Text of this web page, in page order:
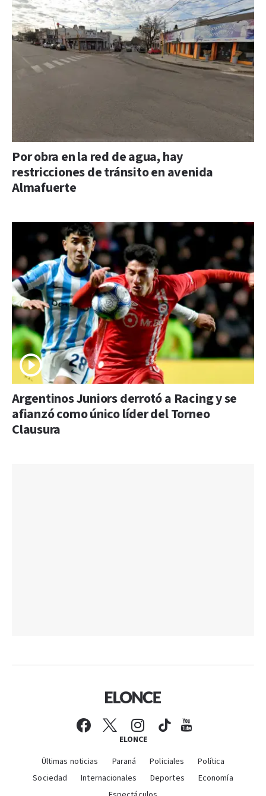
Por obra en la red de agua, hay
restricciones de tránsito en avenida
Almafuerte
Argentinos Juniors derrotó a Racing y se
afianzó como único líder del Torneo
Clausura
ELONCE
Últimas noticias Paraná Policiales
Política
Sociedad
Internacionales Deportes
Economía